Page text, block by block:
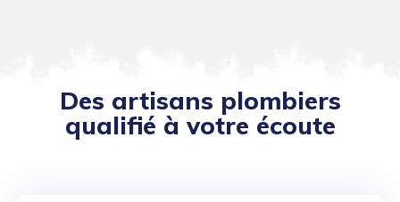
Des artisans plombiers
qualifié à votre écoute